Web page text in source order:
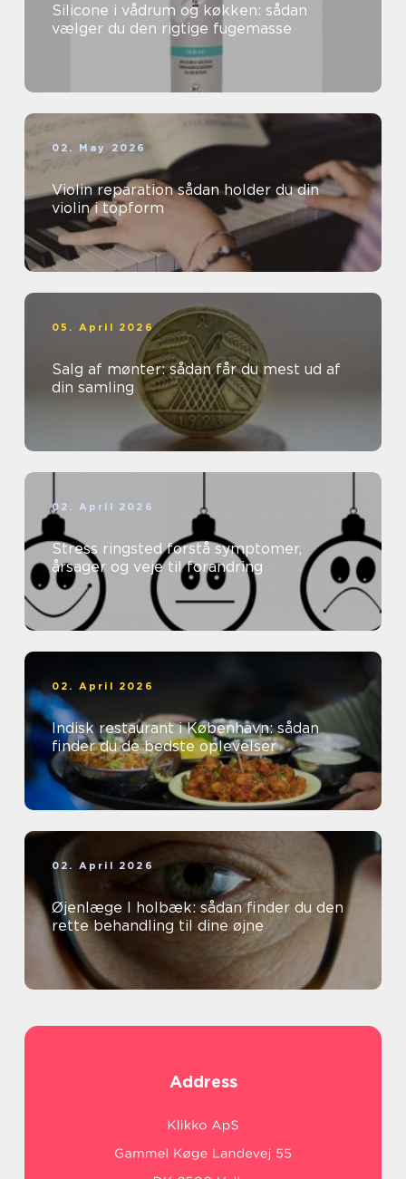
Silicone i vådrum og køkken: sådan
vælger du den rigtige fugemasse
02. May 2026
Violin reparation sådan holder du din
violin i topform
05. April 2026
Salg af mønter: sådan får du mest ud af
din samling
02. April 2026
Stress ringsted forstå symptomer,
årsager og veje til forandring
02. April 2026
Indisk restaurant i København: sådan
finder du de bedste oplevelser
02. April 2026
Øjenlæge I holbæk: sådan finder du den
rette behandling til dine øjne
Address